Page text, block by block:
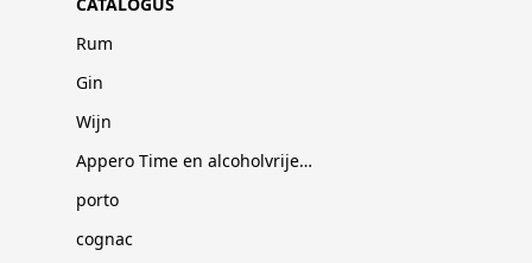
Rum
Gin
Wijn
Appero Time en alcoholvrije dranken
porto
cognac